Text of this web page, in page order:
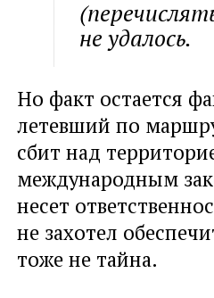
не удалось.
Но факт остается
летевший по
сбит над
международным
несет
не захотел
тоже не тайна.